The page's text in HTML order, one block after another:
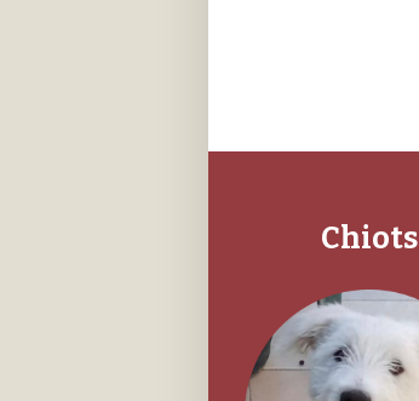
Chiots